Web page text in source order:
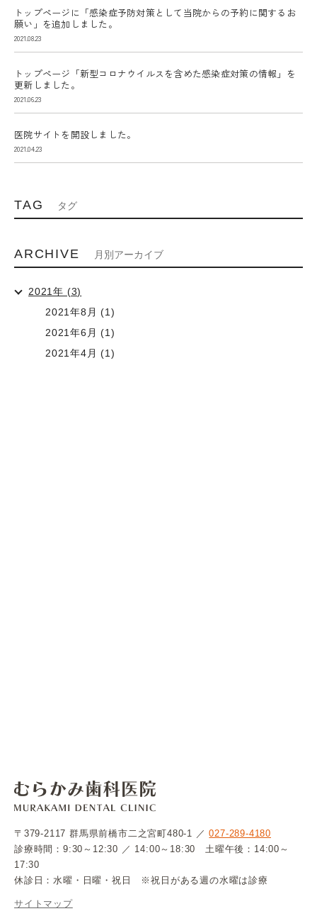
トップページに「感染症予防対策として当院からの予約に関するお
願い」を追加しました。
2021.08.23
トップページ「新型コロナウイルスを含めた感染症対策の情報」を
更新しました。
2021.06.23
医院サイトを開設しました。
2021.04.23
TAG タグ
ARCHIVE 月別アーカイブ
2021年 (3)
2021年8月 (1)
2021年6月 (1)
2021年4月 (1)
〒379-2117 群馬県前橋市二之宮町480-1 ／027-289-4180
診療時間：9:30～12:30 ／ 14:00～18:30 土曜午後：14:00～
17:30
休診日：水曜・日曜・祝日 ※祝日がある週の水曜は診療
サイトマップ